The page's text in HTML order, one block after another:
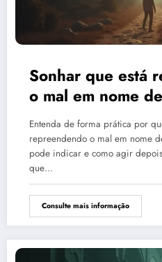
Sonhar que está
o mal em nome
significado
Entenda de forma prática por
repreendendo o mal em nome
pode indicar e como agir
que…
Consulte mais informação